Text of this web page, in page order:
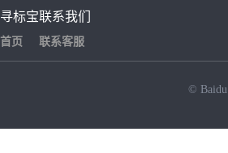
寻标宝
首页
联系我们
联系客服
© Baidu